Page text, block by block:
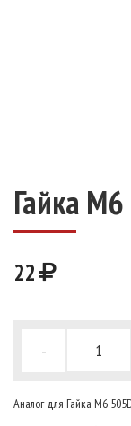
Гайка
22
-
Аналог для Гайка М6